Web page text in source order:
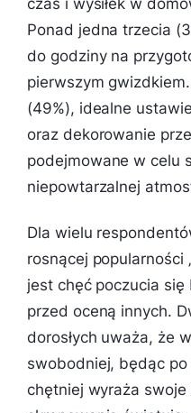
czas i wysiłek w
Ponad jedna trzecia
do godziny na
pierwszym
(49%), idealne
oraz dekorowanie
podejmowane w celu
niepowtarzalnej
Dla wielu
rosnącej popularności
jest chęć poczucia
przed oceną innych.
dorosłych uważa, że
swobodniej, będąc
chętniej wyraża